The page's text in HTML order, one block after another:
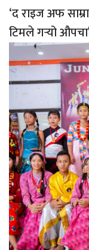
‘द राइज अफ
टिमले गर्‍यो